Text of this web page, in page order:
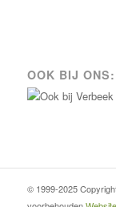
OOK BIJ ONS:
© 1999-2025